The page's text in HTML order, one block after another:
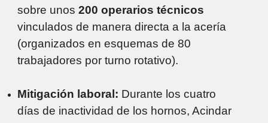
sobre unos 200 operarios técnicos
vinculados de manera directa a la acería
(organizados en esquemas de 80
trabajadores por turno rotativo).
Mitigación laboral: Durante los cuatro
días de inactividad de los hornos, Acindar